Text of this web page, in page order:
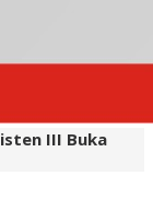
III Buka